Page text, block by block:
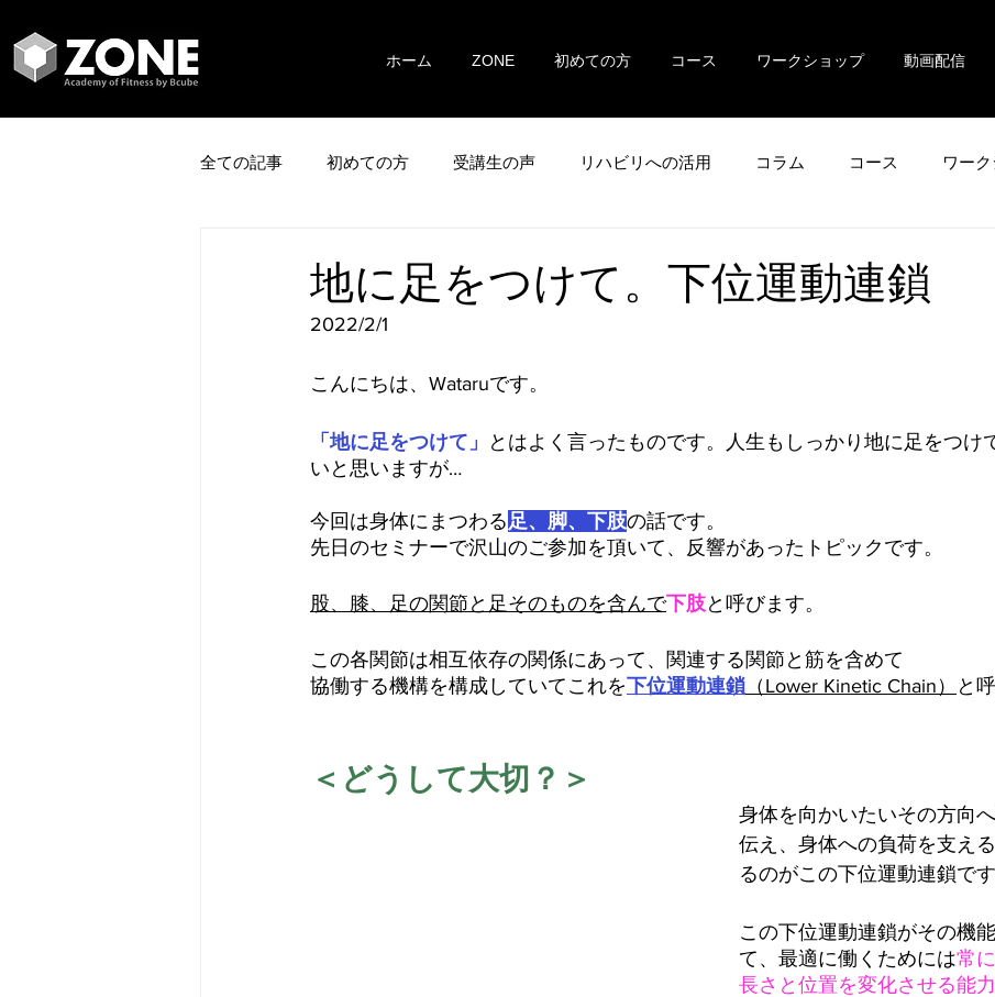
ホーム ZONE 初めての方 コース ワークショップ 動画配信
全ての記事 初めての方 受講生の声 リハビリへの活用 コラム コース ワー
地に足をつけて。下位運動連鎖
2022/2/1
こんにちは、Wataruです。
「地に足をつけて」
とはよく言ったものです。人生もしっかり地に足をつけ
いと思いますが…
今回は身体にまつわる足、脚、下肢の話です。
先日のセミナーで沢山のご参加を頂いて、反響があったトピックです。
股、膝、足の関節と足そのものを含んで下肢と呼びます。
この各関節は相互依存の関係にあって、関連する関節と筋を含めて
協働する機構を構成していてこれを下位運動連鎖 （Lower Kinetic Chain） と
＜どうして大切？＞
身体を向かいたいその方向
伝え、身体への負荷を支え
るのがこの下位運動連鎖です
この下位運動連鎖がその機
て、最適に働くためには常
長さと位置を変化させる能